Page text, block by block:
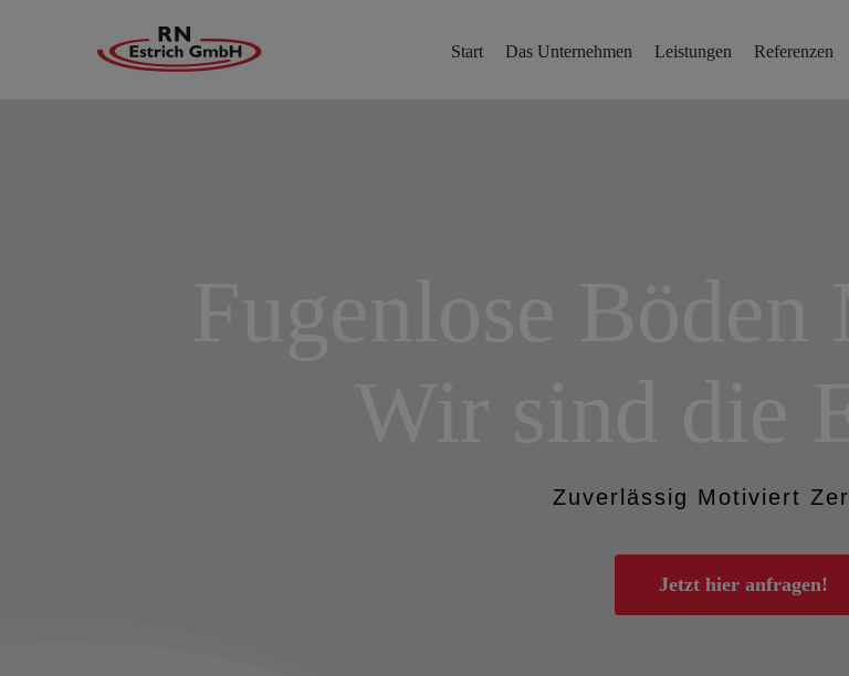
Start Das Unternehmen Leistungen Referenzen
Zuverlässig Motiviert
Jetzt hier anfragen!